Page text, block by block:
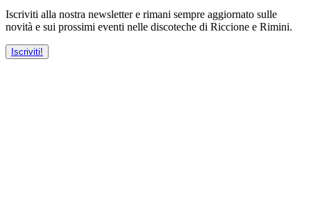
Iscriviti alla nostra newsletter e rimani sempre aggiornato sulle
novità e sui prossimi eventi nelle discoteche di Riccione e Rimini.
Iscriviti!